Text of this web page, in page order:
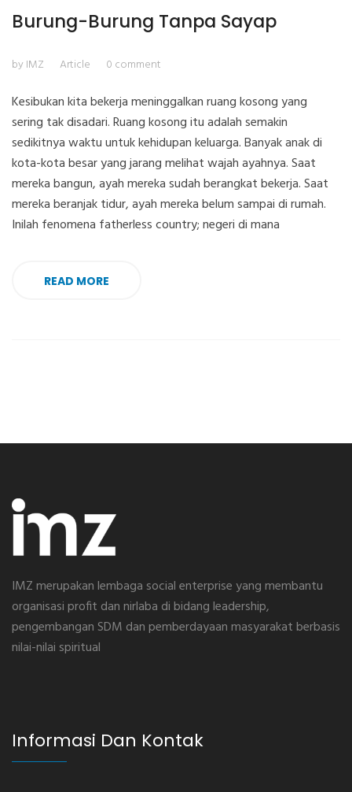
Burung-Burung Tanpa Sayap
by IMZ Article 0 comment
Kesibukan kita bekerja meninggalkan ruang kosong yang
sering tak disadari. Ruang kosong itu adalah semakin
sedikitnya waktu untuk kehidupan keluarga. Banyak anak di
kota-kota besar yang jarang melihat wajah ayahnya. Saat
mereka bangun, ayah mereka sudah berangkat bekerja. Saat
mereka beranjak tidur, ayah mereka belum sampai di rumah.
Inilah fenomena fatherless country; negeri di mana
READ MORE
IMZ merupakan lembaga social enterprise yang membantu
organisasi profit dan nirlaba di bidang leadership,
pengembangan SDM dan pemberdayaan masyarakat berbasis
nilai-nilai spiritual
Informasi Dan Kontak